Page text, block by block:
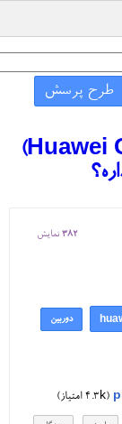
طرح پرسش
گوشی هوآوی جی ۶۱۰ اس (Huawei G610s)
382 نمایش
دوربین
(
4.3k امتیاز)